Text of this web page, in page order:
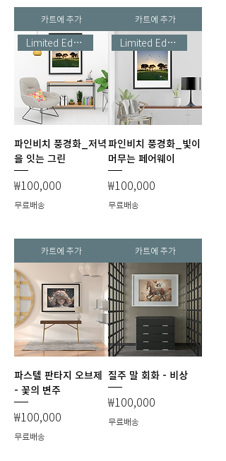
카트에 추가 카트에 추가
Limited Edition
파인비치 풍경화_저녁
을 잇는 그린
가격
₩100,000
무료배송
카트에 추가
Limited Edition
파인비치 풍경화_빛이
머무는 페어웨이
가격
₩100,000
무료배송
카트에 추가
파스텔 판타지 오브제
- 꽃의 변주
가격
₩100,000
무료배송
질주 말 회화 - 비상
가격
₩100,000
무료배송